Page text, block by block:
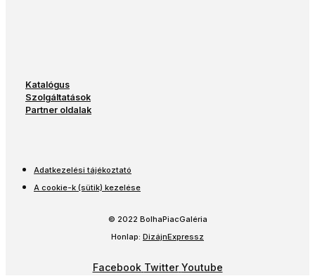
Katalógus
Szolgáltatások
Partner oldalak
Adatkezelési tájékoztató
A cookie-k (sütik) kezelése
© 2022 BolhaPiacGaléria
Honlap: DizájnExpressz
Facebook Twitter Youtube